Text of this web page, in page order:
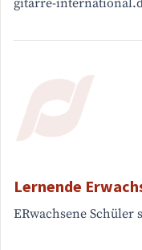
Lernende
ERwachsene Schüler